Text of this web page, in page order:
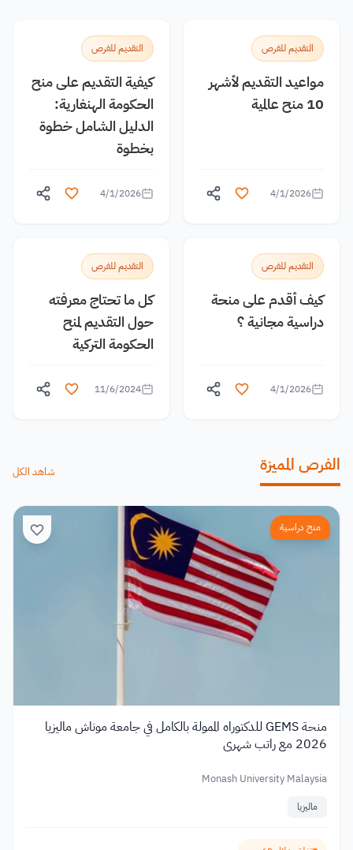
التقديم للفرص
مواعيد التقديم لأشهر
10 منح عالمية
4/1/2026
التقديم للفرص
كيفية التقديم على منح
الحكومة الهنغارية:
الدليل الشامل خطوة
بخطوة
4/1/2026
التقديم للفرص
كيف أقدم على منحة
دراسية مجانية ؟
4/1/2026
التقديم للفرص
كل ما تحتاج معرفته
حول التقديم لمنح
الحكومة التركية
11/6/2024
الفرص المميزة شاهد الكل
منح دراسية
منحة GEMS للدكتوراه الممولة بالكامل في جامعة موناش ماليزيا
2026 مع راتب شهري
Monash University Malaysia
ماليزيا